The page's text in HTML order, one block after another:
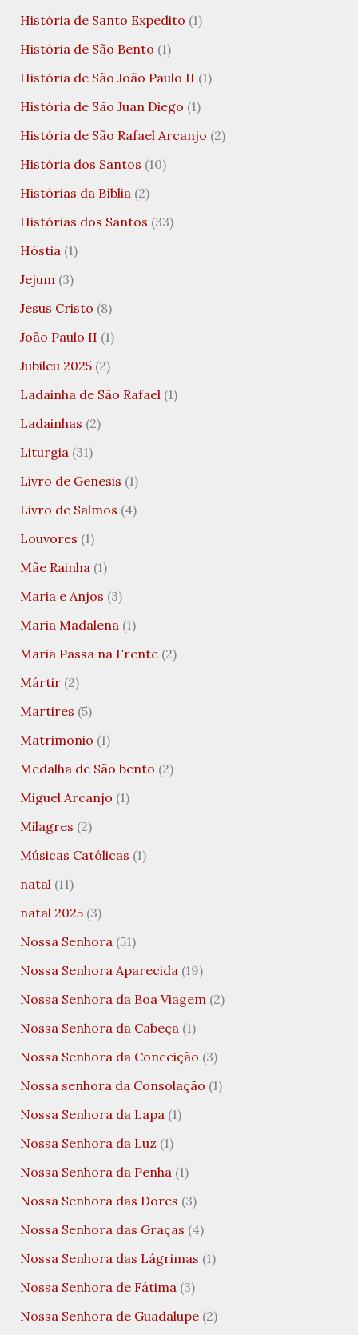
História de Santo Expedito (1)
História de São Bento (1)
História de São João Paulo II (1)
História de São Juan Diego (1)
História de São Rafael Arcanjo (2)
História dos Santos (10)
Histórias da Bíblia (2)
Histórias dos Santos (33)
Hóstia (1)
Jejum (3)
Jesus Cristo (8)
João Paulo II (1)
Jubileu 2025(2)
Ladainha de São Rafael (1)
Ladainhas (2)
Liturgia (31)
Livro de Genesis (1)
Livro de Salmos (4)
Louvores (1)
Mãe Rainha (1)
Maria e Anjos (3)
Maria Madalena (1)
Maria Passa na Frente(2)
Mártir(2)
Martires (5)
Matrimonio (1)
Medalha de São bento (2)
Miguel Arcanjo (1)
Milagres (2)
Músicas Católicas (1)
natal (11)
natal 2025(3)
Nossa Senhora (51)
Nossa Senhora Aparecida (19)
Nossa Senhora da Boa Viagem (2)
Nossa Senhora da Cabeça (1)
Nossa Senhora da Conceição (3)
Nossa senhora da Consolação (1)
Nossa Senhora da Lapa (1)
Nossa Senhora da Luz (1)
Nossa Senhora da Penha (1)
Nossa Senhora das Dores (3)
Nossa Senhora das Graças (4)
Nossa Senhora das Lágrimas (1)
Nossa Senhora de Fátima (3)
Nossa Senhora de Guadalupe(2)